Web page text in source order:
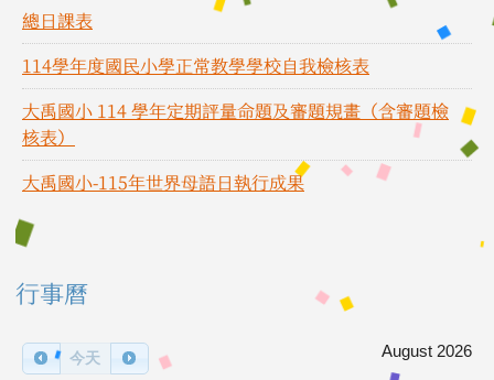
總日課表
114學年度國民小學正常教學學校自我檢核表
大禹國小 114 學年定期評量命題及審題規畫（含審題檢
核表）
大禹國小-115年世界母語日執行成果
右邊區域內容
行事曆
今天 August 2026